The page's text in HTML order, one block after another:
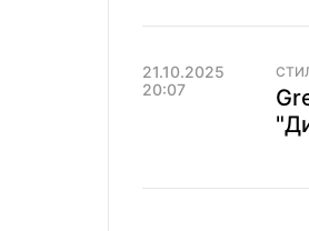
21.10.2025
20:07